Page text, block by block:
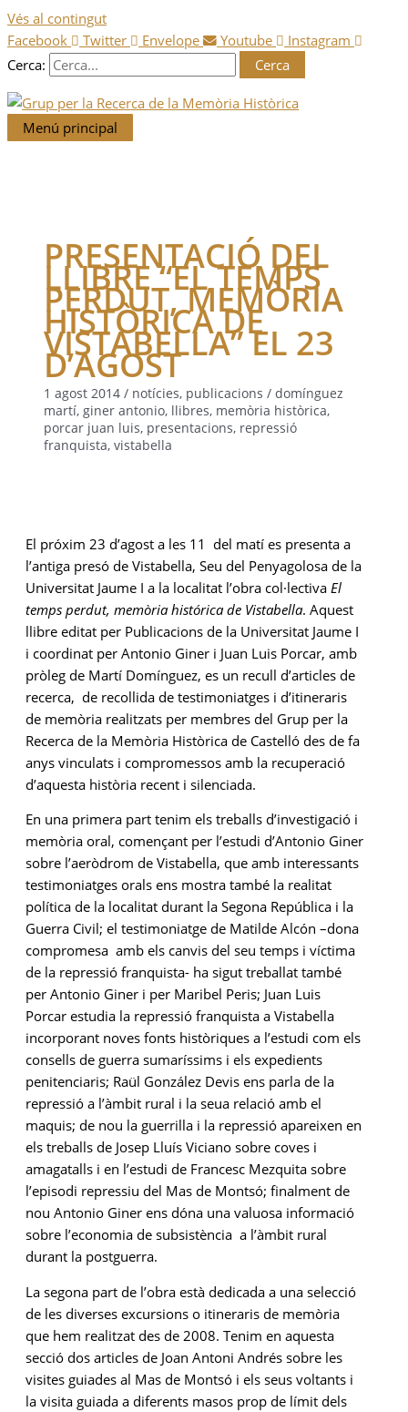
Vés al contingut
Facebook
Twitter Envelope Youtube
Instagram
Cerca:
Menú principal
PRESENTACIÓ DEL
LLIBRE “EL TEMPS
PERDUT, MEMÒRIA
HISTÒRICA DE
VISTABELLA” EL 23
D’AGOST
1 agost 2014 / notícies, publicacions / domínguez
martí, giner antonio, llibres, memòria històrica,
porcar juan luis, presentacions, repressió
franquista, vistabella
El próxim 23 d’agost a les 11 del matí es presenta a
l’antiga presó de Vistabella, Seu del Penyagolosa de la
Universitat Jaume I a la localitat l’obra col·lectiva El
temps perdut, memòria histórica de Vistabella. Aquest
llibre editat per Publicacions de la Universitat Jaume I
i coordinat per Antonio Giner i Juan Luis Porcar, amb
pròleg de Martí Domínguez, es un recull d’articles de
recerca, de recollida de testimoniatges i d’itineraris
de memòria realitzats per membres del Grup per la
Recerca de la Memòria Històrica de Castelló des de fa
anys vinculats i compromessos amb la recuperació
d’aquesta història recent i silenciada.
En una primera part tenim els treballs d’investigació i
memòria oral, començant per l’estudi d’Antonio Giner
sobre l’aeròdrom de Vistabella, que amb interessants
testimoniatges orals ens mostra també la realitat
política de la localitat durant la Segona República i la
Guerra Civil; el testimoniatge de Matilde Alcón –dona
compromesa amb els canvis del seu temps i víctima
de la repressió franquista- ha sigut treballat també
per Antonio Giner i per Maribel Peris; Juan Luis
Porcar estudia la repressió franquista a Vistabella
incorporant noves fonts històriques a l’estudi com els
consells de guerra sumaríssims i els expedients
penitenciaris; Raül González Devis ens parla de la
repressió a l’àmbit rural i la seua relació amb el
maquis; de nou la guerrilla i la repressió apareixen en
els treballs de Josep Lluís Viciano sobre coves i
amagatalls i en l’estudi de Francesc Mezquita sobre
l’episodi repressiu del Mas de Montsó; finalment de
nou Antonio Giner ens dóna una valuosa informació
sobre l’economia de subsistència a l’àmbit rural
durant la postguerra.
La segona part de l’obra està dedicada a una selecció
de les diverses excursions o itineraris de memòria
que hem realitzat des de 2008. Tenim en aquesta
secció dos articles de Joan Antoni Andrés sobre les
visites guiades al Mas de Montsó i els seus voltants i
la visita guiada a diferents masos prop de límit dels